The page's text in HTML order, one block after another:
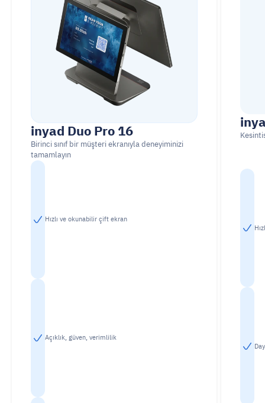
inyad Duo Pro 16
Birinci sınıf bir müşteri ekranıyla deneyiminizi
tamamlayın
Hızlı ve okunabilir çift ekran
Açıklık, güven, verimlilik